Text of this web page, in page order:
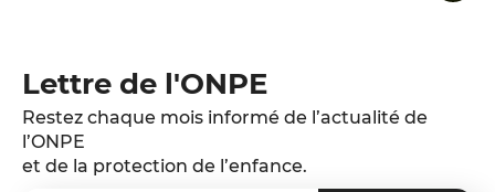
Lettre de l'ONPE
Restez chaque mois informé de l’actualité de
l’ONPE
et de la protection de l’enfance.